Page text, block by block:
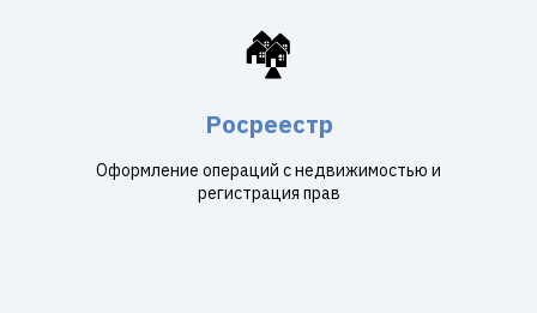
🏘️
Росреестр
Оформление операций с недвижимостью и
регистрация прав